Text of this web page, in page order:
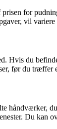
for
vil
Hvis du
før du træffer
håndværker,
Du kan